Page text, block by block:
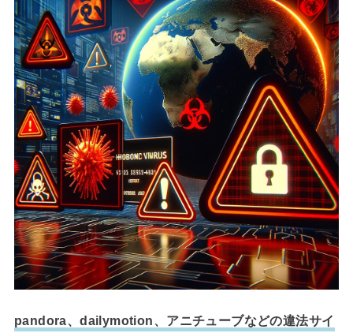
pandora、dailymotion、アニチューブなどの違法サイ